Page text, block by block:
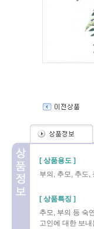
[ 상품용도 ]
부의, 추모, 추도,
[ 상품특징 ]
추모, 부의 등 숙
고인에 대한 보